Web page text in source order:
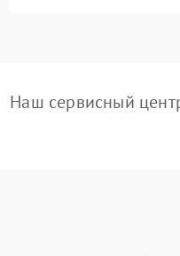
Наш сервисный